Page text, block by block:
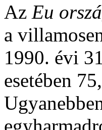
Az Eu
a
1990. évi
esetében